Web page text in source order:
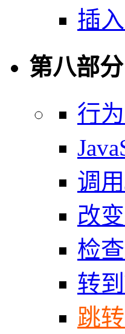
插
第八部
行
调
改
检
转
跳